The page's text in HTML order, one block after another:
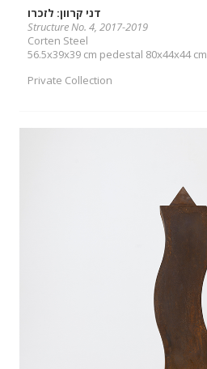
דני קרוון: לזכרו
Structure No. 4, 2017-2019
Corten Steel
56.5x39x39 cm pedestal 80x44x44 cm
Private Collection